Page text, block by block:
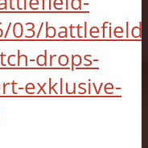
03/
drops-
exklusive-